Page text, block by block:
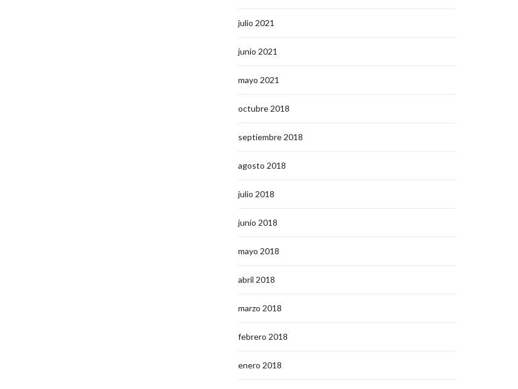
julio 2021
junio 2021
mayo 2021
octubre 2018
septiembre 2018
agosto 2018
julio 2018
junio 2018
mayo 2018
abril 2018
marzo 2018
febrero 2018
enero 2018